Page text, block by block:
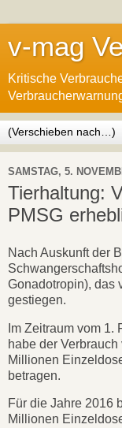
v-mag
Kritische
SAMSTAG, 5.
Tierhaltung:
PMSG
Nach Auskunft der
Gonadotropin), das
gestiegen.
Im Zeitraum vom
habe der
Millionen
betragen.
Für die Jahre 2016
Millionen